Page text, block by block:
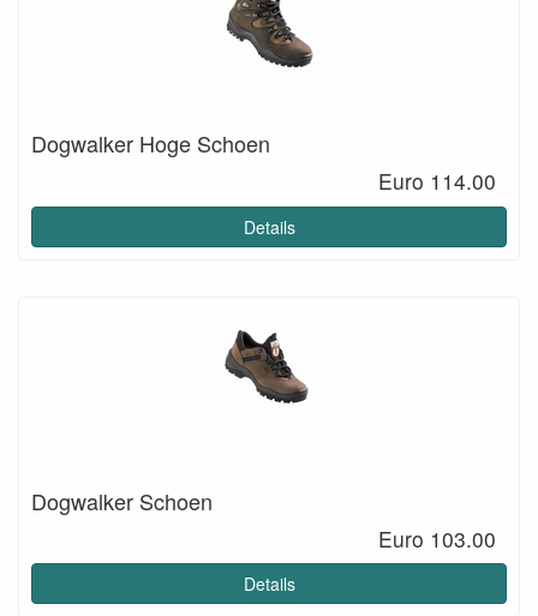
Dogwalker Hoge Schoen
Euro 114.00
Details
Dogwalker Schoen
Euro 103.00
Details